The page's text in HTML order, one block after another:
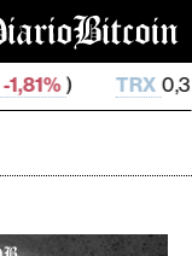
0,326 669 ( -0,3%)